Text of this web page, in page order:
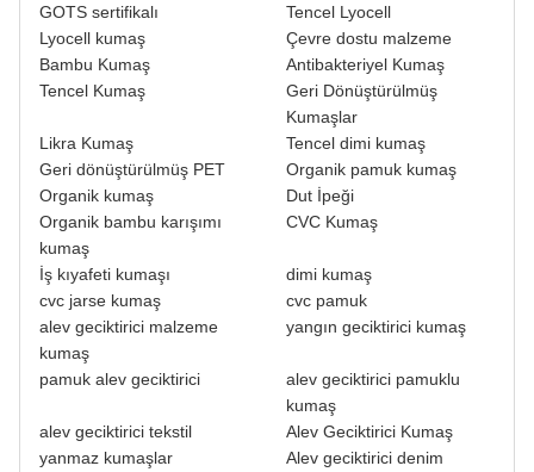
GOTS sertifikalı
Tencel Lyocell
Lyocell kumaş
Çevre dostu malzeme
Bambu Kumaş
Antibakteriyel Kumaş
Tencel Kumaş
Geri Dönüştürülmüş
Kumaşlar
Likra Kumaş
Tencel dimi kumaş
Geri dönüştürülmüş PET
Organik pamuk kumaş
Organik kumaş
Dut İpeği
Organik bambu karışımı
kumaş
CVC Kumaş
İş kıyafeti kumaşı
dimi kumaş
cvc jarse kumaş
cvc pamuk
alev geciktirici malzeme
kumaş
yangın geciktirici kumaş
pamuk alev geciktirici
alev geciktirici pamuklu
kumaş
alev geciktirici tekstil
Alev Geciktirici Kumaş
yanmaz kumaşlar
Alev geciktirici denim